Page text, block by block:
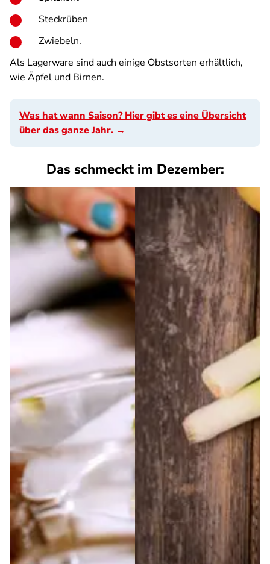
Steckrüben
Zwiebeln.
Als Lagerware sind auch einige Obstsorten erhältlich,
wie Äpfel und Birnen.
Was hat wann Saison? Hier gibt es eine Übersicht
über das ganze Jahr. →
Das schmeckt im Dezember: